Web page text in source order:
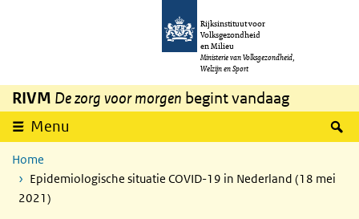
Overslaan en naar de inhoud gaan
Rijksinstituut voor
Volksgezondheid
en Milieu
Ministerie van Volksgezondheid,
Welzijn en Sport
RIVM De zorg voor morgen begint vandaag
Menu
Home
Epidemiologische situatie COVID-19 in Nederland (18 mei
2021)